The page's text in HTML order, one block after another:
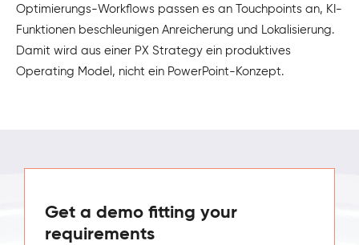
Optimierungs-Workflows passen es an Touchpoints an, KI-
Funktionen beschleunigen Anreicherung und Lokalisierung.
Damit wird aus einer PX Strategy ein produktives
Operating Model, nicht ein PowerPoint-Konzept.
Get a demo fitting your
requirements